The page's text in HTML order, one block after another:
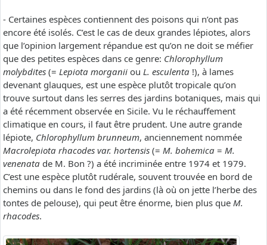
- Certaines espèces contiennent des poisons qui n’ont pas
encore été isolés. C’est le cas de deux grandes lépiotes, alors
que l’opinion largement répandue est qu’on ne doit se méfier
que des petites espèces dans ce genre: Chlorophyllum
molybdites (= Lepiota morganii ou L. esculenta !), à lames
devenant glauques, est une espèce plutôt tropicale qu’on
trouve surtout dans les serres des jardins botaniques, mais qui
a été récemment observée en Sicile. Vu le réchauffement
climatique en cours, il faut être prudent. Une autre grande
lépiote, Chlorophyllum brunneum, anciennement nommée
Macrolepiota rhacodes var. hortensis (= M. bohemica = M.
venenata de M. Bon ?) a été incriminée entre 1974 et 1979.
C’est une espèce plutôt rudérale, souvent trouvée en bord de
chemins ou dans le fond des jardins (là où on jette l’herbe des
tontes de pelouse), qui peut être énorme, bien plus que M.
rhacodes.